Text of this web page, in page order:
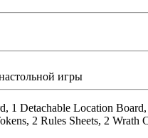
игры
1 Detachable Location
2 Rules Sheets, 2